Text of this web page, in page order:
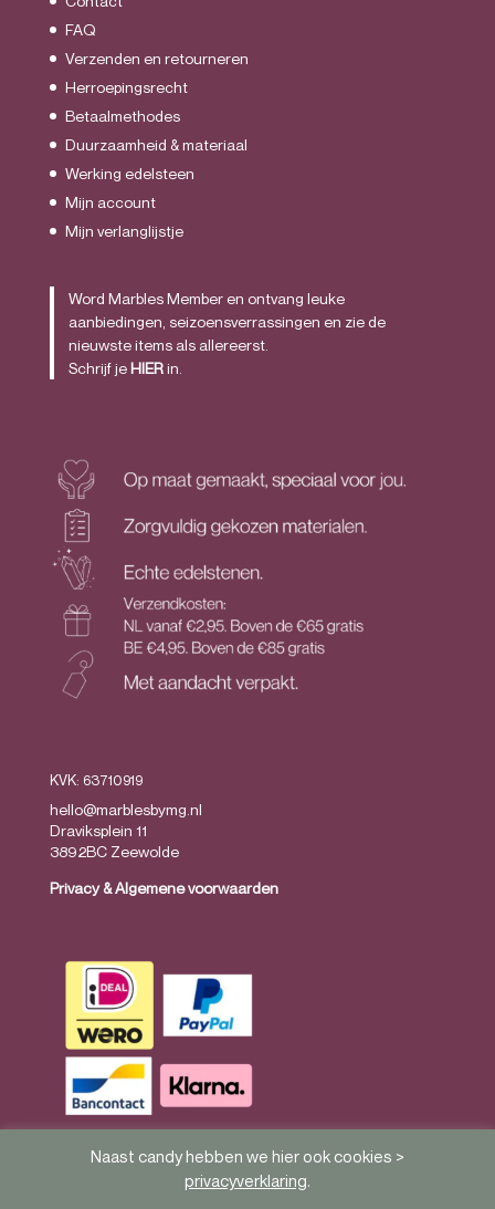
FAQ
Verzenden en retourneren
Herroepingsrecht
Betaalmethodes
Duurzaamheid & materiaal
Werking edelsteen
Mijn account
Mijn verlanglijstje
Word Marbles Member en ontvang leuke
aanbiedingen, seizoensverrassingen en zie de
nieuwste items als allereerst.
Schrijf jeHIERin.
KVK: 63710919
hello@marblesbymg.nl
Draviksplein 11
3892BC Zeewolde
Privacy&Algemene voorwaarden
Naast candy hebben we hier ook cookies >
privacyverklaring.